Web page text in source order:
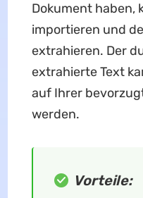
Dokument haben,
importieren und
extrahieren. Der
extrahierte Text
auf Ihrer
werden.
Vorteile: